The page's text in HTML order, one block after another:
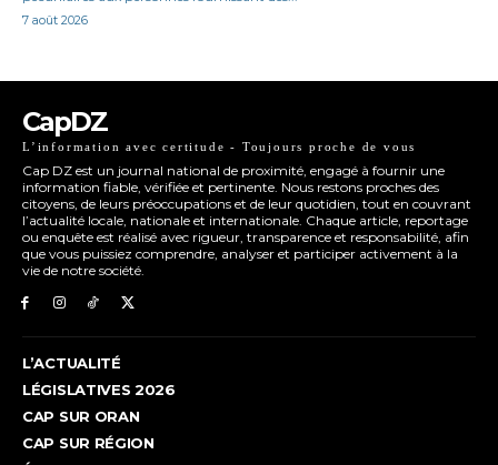
7 août 2026
CapDZ
L’information avec certitude - Toujours proche de vous
Cap DZ est un journal national de proximité, engagé à fournir une
information fiable, vérifiée et pertinente. Nous restons proches des
citoyens, de leurs préoccupations et de leur quotidien, tout en couvrant
l’actualité locale, nationale et internationale. Chaque article, reportage
ou enquête est réalisé avec rigueur, transparence et responsabilité, afin
que vous puissiez comprendre, analyser et participer activement à la
vie de notre société.
L’ACTUALITÉ
LÉGISLATIVES 2026
CAP SUR ORAN
CAP SUR RÉGION